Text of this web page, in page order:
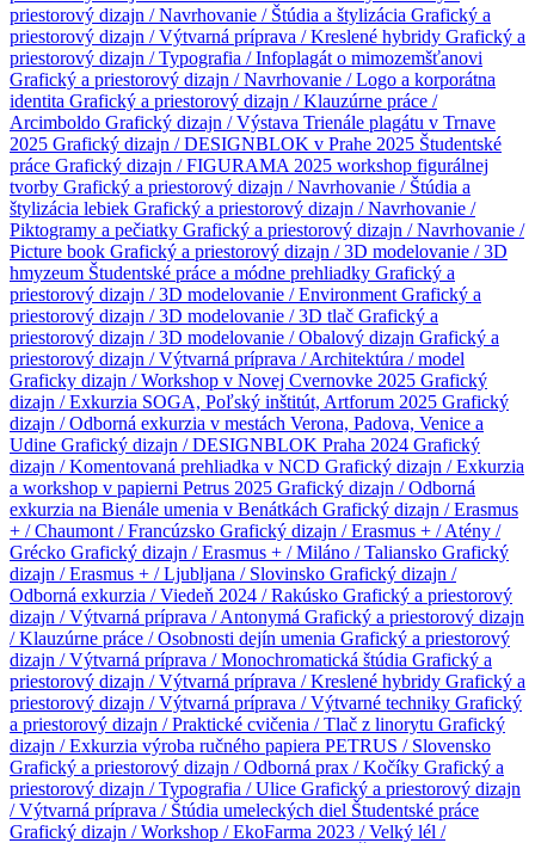
priestorový dizajn / Navrhovanie / Štúdia a štylizácia Grafický a
priestorový dizajn / Výtvarná príprava / Kreslené hybridy Grafický a
priestorový dizajn / Typografia / Infoplagát o mimozemšťanovi
Grafický a priestorový dizajn / Navrhovanie / Logo a korporátna
identita Grafický a priestorový dizajn / Klauzúrne práce /
Arcimboldo Grafický dizajn / Výstava Trienále plagátu v Trnave
2025 Grafický dizajn / DESIGNBLOK v Prahe 2025 Študentské
práce Grafický dizajn / FIGURAMA 2025 workshop figurálnej
tvorby Grafický a priestorový dizajn / Navrhovanie / Štúdia a
štylizácia lebiek Grafický a priestorový dizajn / Navrhovanie /
Piktogramy a pečiatky Grafický a priestorový dizajn / Navrhovanie /
Picture book Grafický a priestorový dizajn / 3D modelovanie / 3D
hmyzeum Študentské práce a módne prehliadky Grafický a
priestorový dizajn / 3D modelovanie / Environment Grafický a
priestorový dizajn / 3D modelovanie / 3D tlač Grafický a
priestorový dizajn / 3D modelovanie / Obalový dizajn Grafický a
priestorový dizajn / Výtvarná príprava / Architektúra / model
Graficky dizajn / Workshop v Novej Cvernovke 2025 Grafický
dizajn / Exkurzia SOGA, Poľský inštitút, Artforum 2025 Grafický
dizajn / Odborná exkurzia v mestách Verona, Padova, Venice a
Udine Grafický dizajn / DESIGNBLOK Praha 2024 Grafický
dizajn / Komentovaná prehliadka v NCD Grafický dizajn / Exkurzia
a workshop v papierni Petrus 2025 Grafický dizajn / Odborná
exkurzia na Bienále umenia v Benátkách Grafický dizajn / Erasmus
+ / Chaumont / Francúzsko Grafický dizajn / Erasmus + / Atény /
Grécko Grafický dizajn / Erasmus + / Miláno / Taliansko Grafický
dizajn / Erasmus + / Ljubljana / Slovinsko Grafický dizajn /
Odborná exkurzia / Viedeň 2024 / Rakúsko Grafický a priestorový
dizajn / Výtvarná príprava / Antonymá Grafický a priestorový dizajn
/ Klauzúrne práce / Osobnosti dejín umenia Grafický a priestorový
dizajn / Výtvarná príprava / Monochromatická štúdia Grafický a
priestorový dizajn / Výtvarná príprava / Kreslené hybridy Grafický a
priestorový dizajn / Výtvarná príprava / Výtvarné techniky Grafický
a priestorový dizajn / Praktické cvičenia / Tlač z linorytu Grafický
dizajn / Exkurzia výroba ručného papiera PETRUS / Slovensko
Grafický a priestorový dizajn / Odborná prax / Kočíky Grafický a
priestorový dizajn / Typografia / Ulice Grafický a priestorový dizajn
/ Výtvarná príprava / Štúdia umeleckých diel Študentské práce
Grafický dizajn / Workshop / EkoFarma 2023 / Velký lél /